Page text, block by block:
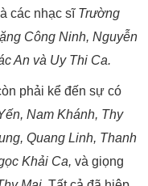
các nhạc sĩ Trường
Công Ninh, Nguyễn
An và Uy Thi Ca.
phải kể đến sự có
Nam Khánh, Thy
Quang Linh, Thanh
Khải Ca, và giọng